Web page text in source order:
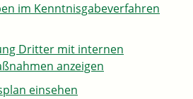
im Kenntnisgabeverfahren
Dritter mit internen
anzeigen
einsehen